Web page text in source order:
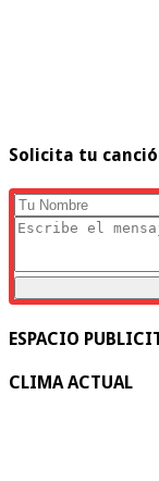
Solicita tu
ESPACIO
CLIMA ACTUAL